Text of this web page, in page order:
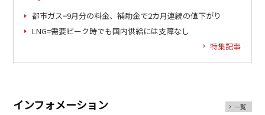
都市ガス=9月分の料金、補助金で2カ月連続の値下がり
LNG=需要ピーク時でも国内供給には支障なし
特集記事
インフォメーション 一覧